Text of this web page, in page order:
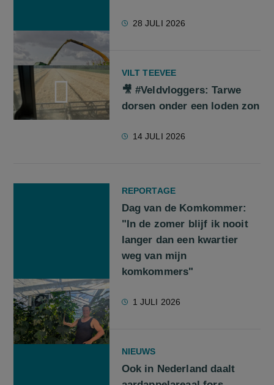
28 JULI 2026
VILT TEEVEE
🎥 #Veldvloggers: Tarwe
dorsen onder een loden zon
14 JULI 2026
REPORTAGE
Dag van de Komkommer:
"In de zomer blijf ik nooit
langer dan een kwartier
weg van mijn
komkommers"
1 JULI 2026
NIEUWS
Ook in Nederland daalt